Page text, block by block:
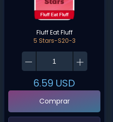
Fluff Eat Fluff
5 Stars-S20-3
6.59 USD
Comprar